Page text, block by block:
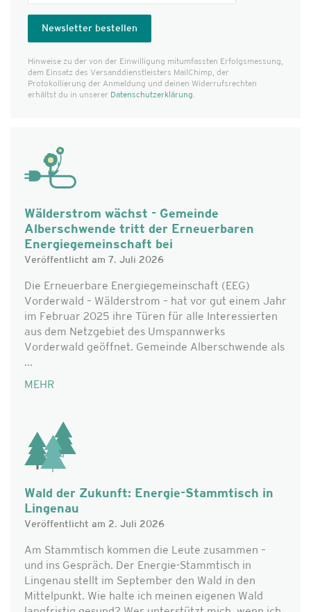
Hinweise zu der von der Einwilligung mitumfassten Erfolgs­messung,
dem Einsatz des Versanddienst­leisters MailChimp, der
Protokollierung der Anmeldung und deinen Widerrufsrechten
erhältst du in unserer Datenschutzerklärung.
Wälderstrom wächst - Gemeinde
Alberschwende tritt der Erneuerbaren
Energiegemeinschaft bei
Veröffentlicht am 7. Juli 2026
Die Erneuerbare Energiegemeinschaft (EEG)
Vorderwald – Wälderstrom – hat vor gut einem Jahr
im Februar 2025 ihre Türen für alle Interessierten
aus dem Netzgebiet des Umspannwerks
Vorderwald geöffnet. Gemeinde Alberschwende als
...
MEHR
Wald der Zukunft: Energie-Stammtisch in
Lingenau
Veröffentlicht am 2. Juli 2026
Am Stammtisch kommen die Leute zusammen –
und ins Gespräch. Der Energie-Stammtisch in
Lingenau stellt im September den Wald in den
Mittelpunkt. Wie halte ich meinen eigenen Wald